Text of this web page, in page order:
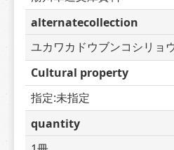
alternatecollection
ユカワカドウブンコシリョ
Cultural property
指定:未指定
quantity